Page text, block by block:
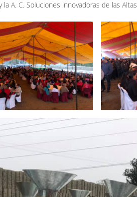
A. C. Soluciones innovadoras de las